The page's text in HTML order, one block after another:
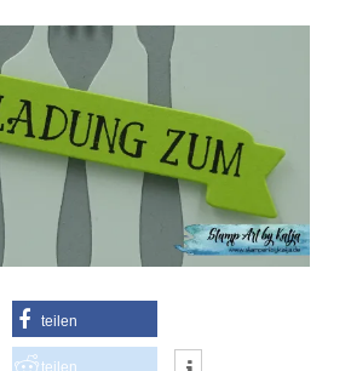
teilen
teilen